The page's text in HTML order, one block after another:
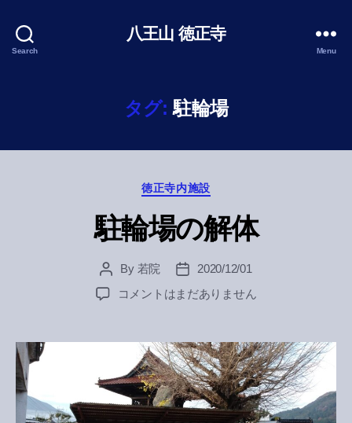
Search
八王山 徳正寺
Menu
タグ: 駐輪場
Categories
徳正寺内施設
駐輪場の解体
Post
author
By 若院
Post
date
2020/12/01
駐
の
体
へ
の
コメントはまだありません